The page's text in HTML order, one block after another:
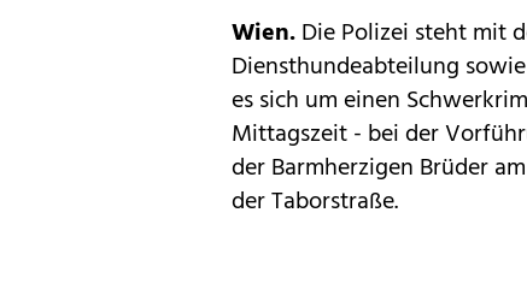
Wien.Die Polizei steht mit
Diensthundeabteilung
es sich um einen
Mittagszeit - bei der
der Barmherzigen Brüder
der Taborstraße.